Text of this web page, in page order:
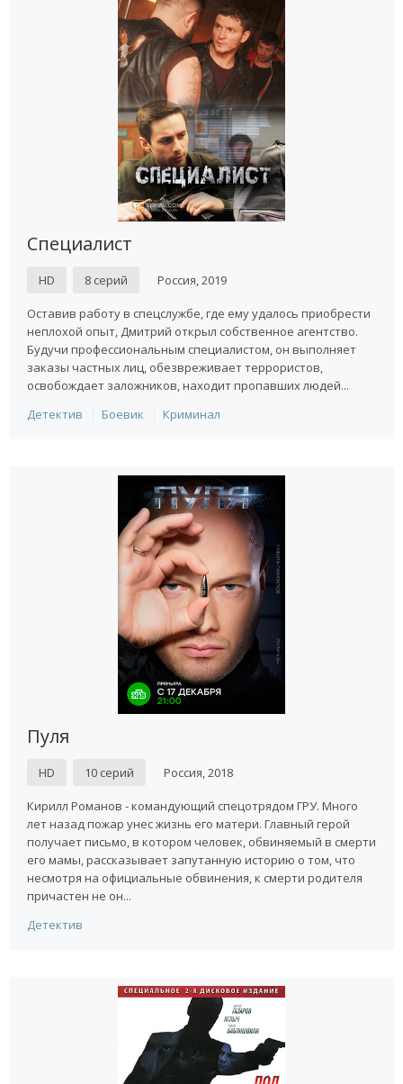
Специалист
HD 8 серий Россия, 2019
Оставив работу в спецслужбе, где ему удалось приобрести
неплохой опыт, Дмитрий открыл собственное агентство.
Будучи профессиональным специалистом, он выполняет
заказы частных лиц, обезвреживает террористов,
освобождает заложников, находит пропавших людей...
Детектив
Боевик Криминал
Пуля
HD 10 серий Россия, 2018
Кирилл Романов - командующий спецотрядом ГРУ. Много
лет назад пожар унес жизнь его матери. Главный герой
получает письмо, в котором человек, обвиняемый в смерти
его мамы, рассказывает запутанную историю о том, что
несмотря на официальные обвинения, к смерти родителя
причастен не он...
Детектив